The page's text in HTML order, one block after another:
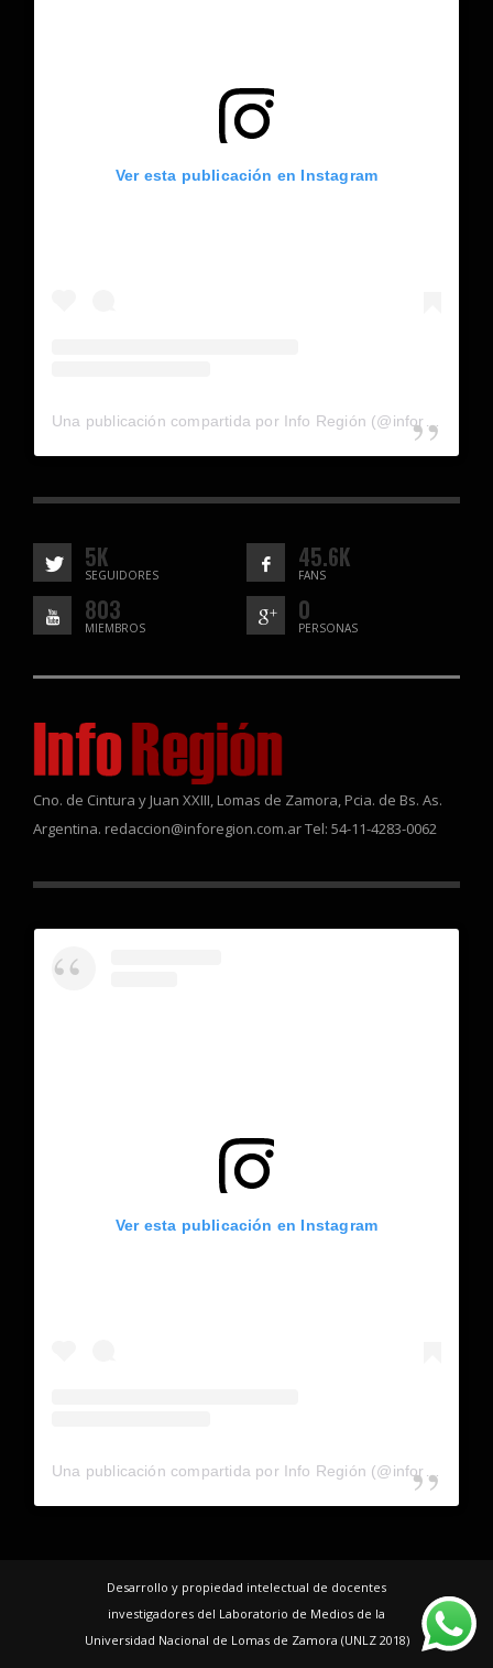
Ver esta publicación en Instagram
5K
SEGUIDORES
45.6K
FANS
803
MIEMBROS
0
PERSONAS
Cno. de Cintura y Juan XXIII, Lomas de Zamora, Pcia. de Bs. As.
Argentina. redaccion@inforegion.com.ar Tel: 54-11-4283-0062
Ver esta publicación en Instagram
Desarrollo y propiedad intelectual de docentes
investigadores del Laboratorio de Medios de la
Universidad Nacional de Lomas de Zamora (UNLZ 2018)